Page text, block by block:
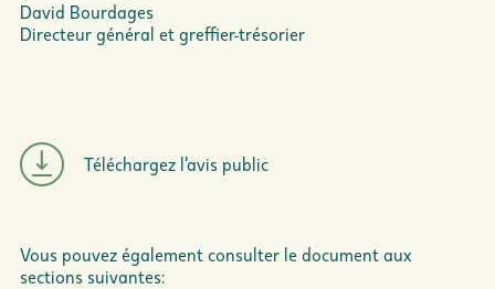
David Bourdages
Directeur général et greffier-trésorier
Téléchargez l’avis public
Vous pouvez également consulter le document aux
sections suivantes: